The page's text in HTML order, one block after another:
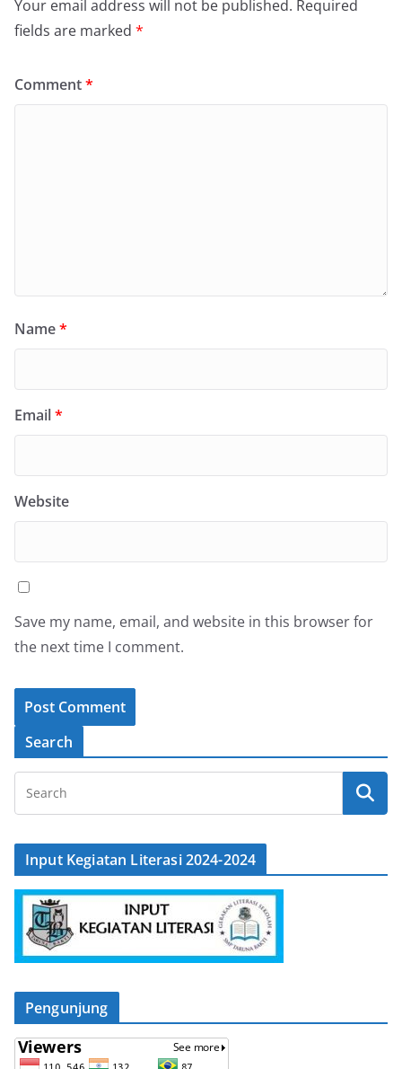
Your email address will not be published. Required
fields are marked *
Comment*
Name*
Email*
Website
Save my name, email, and website in this browser for
the next time I comment.
Search
Input Kegiatan Literasi 2024-2024
Pengunjung